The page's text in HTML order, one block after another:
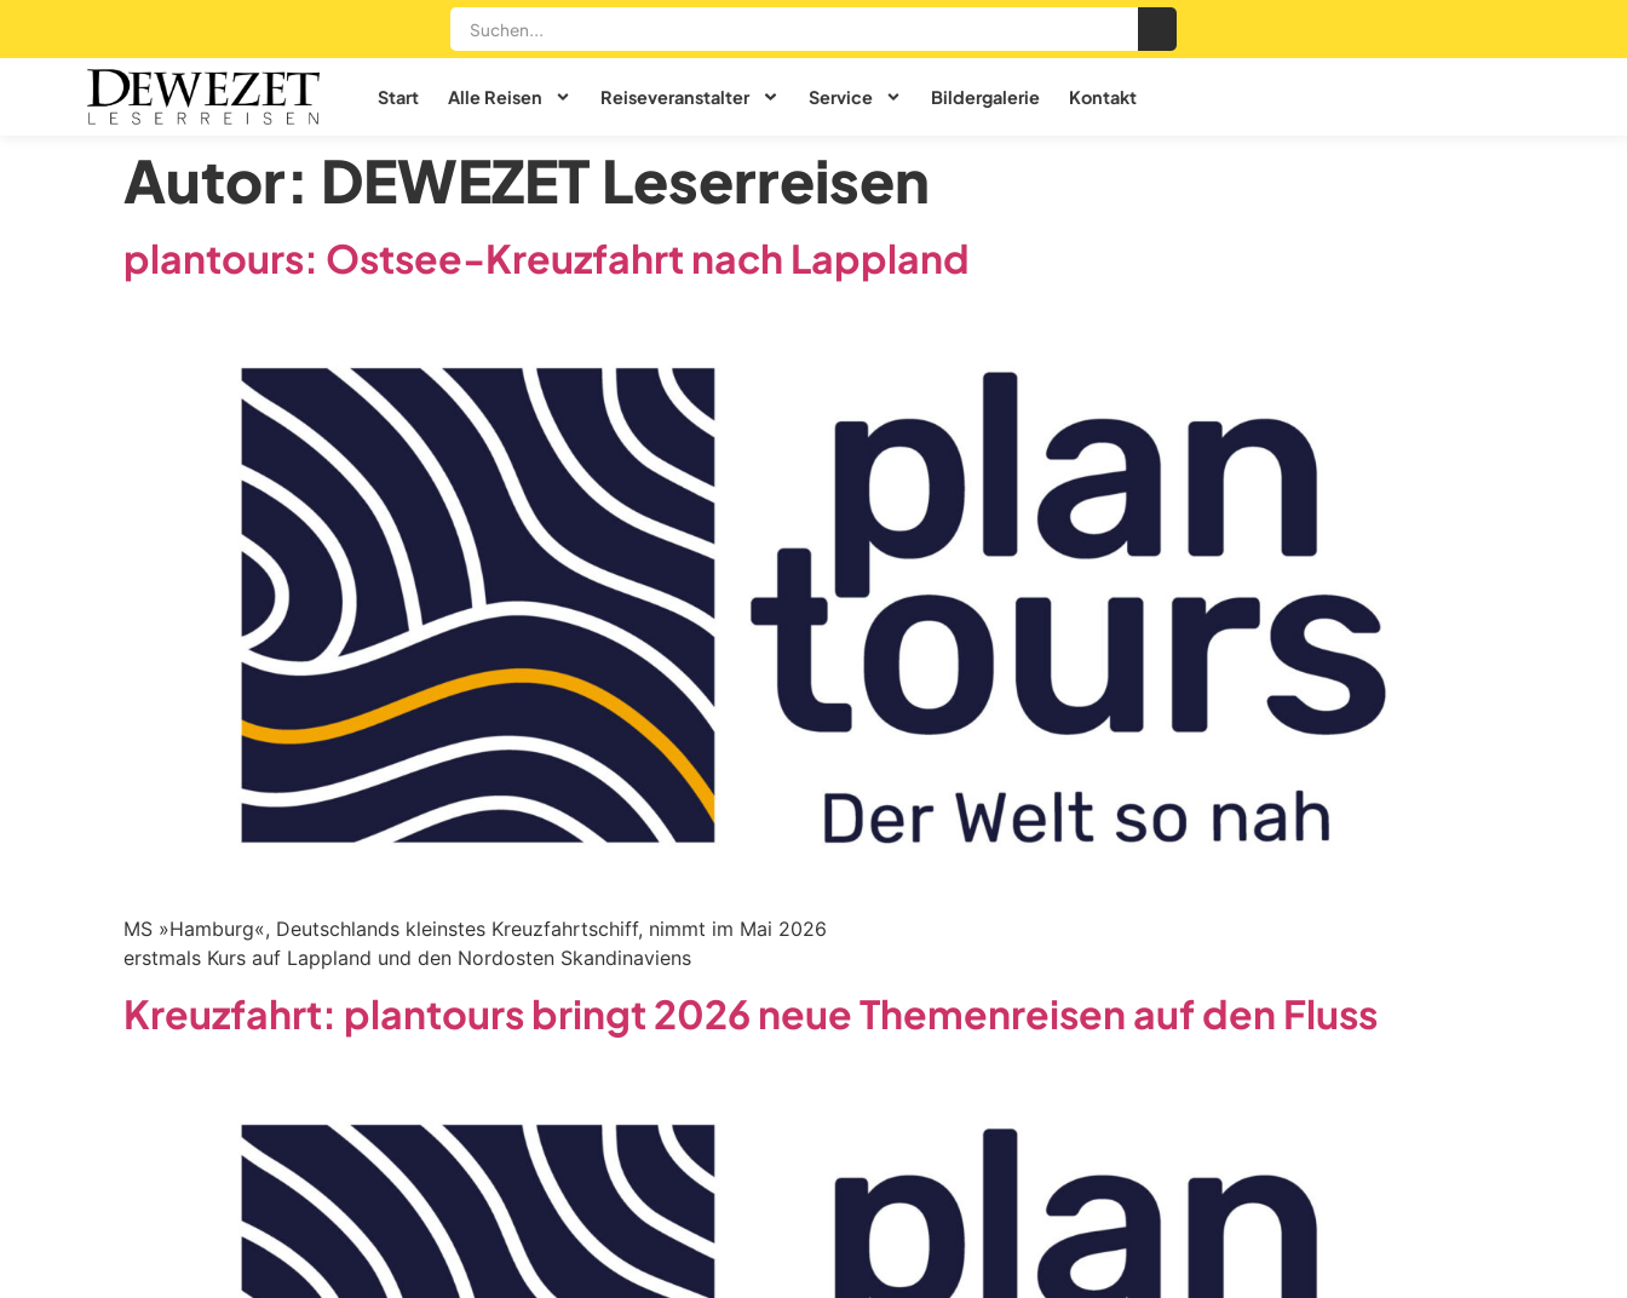
Start Alle Reisen Reiseveranstalter Service Bildergalerie Kontakt
Autor: DEWEZET Leserreisen
plantours: Ostsee-Kreuzfahrt nach Lappland
MS »Hamburg«, Deutschlands kleinstes Kreuzfahrtschiff, nimmt im Mai 2026
erstmals Kurs auf Lappland und den Nordosten Skandinaviens
Kreuzfahrt: plantours bringt 2026 neue Themenreisen auf den Fluss